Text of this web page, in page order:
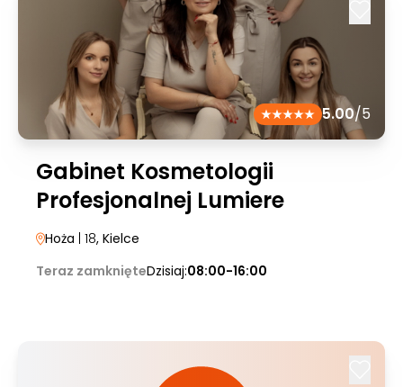
5.00/5
Gabinet Kosmetologii
Profesjonalnej Lumiere
Hoża | 18, Kielce
Teraz zamknięteDzisiaj:08:00-16:00